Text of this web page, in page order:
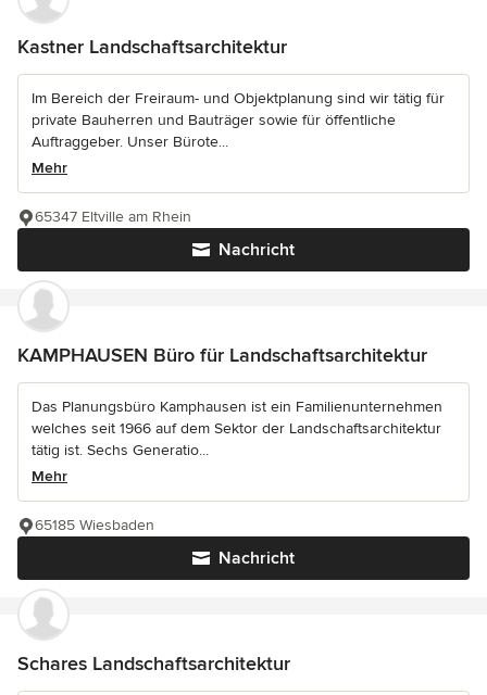
Kastner Landschaftsarchitektur
Im Bereich der Freiraum- und Objektplanung sind wir tätig für
private Bauherren und Bauträger sowie für öffentliche
Auftraggeber. Unser Bürote...
Mehr
Nachricht
65347 Eltville am Rhein
KAMPHAUSEN Büro für Landschaftsarchitektur
Das Planungsbüro Kamphausen ist ein Familienunternehmen
welches seit 1966 auf dem Sektor der Landschaftsarchitektur
tätig ist. Sechs Generatio...
Mehr
Nachricht
65185 Wiesbaden
Schares Landschaftsarchitektur